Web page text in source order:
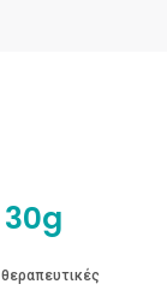
30g